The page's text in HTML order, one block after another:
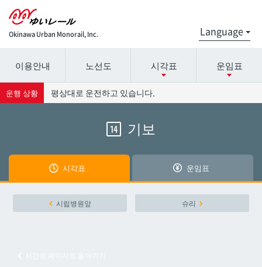
Okinawa Urban Monorail, Inc.
시간표 세부 정보의 방송국 이름을 선택하십시오.
나하공항
요금표에 대한 자세한 내용은 역 이름을 선택하십시오.
나하공항
이용안내 노선도 시각표 운임표
운행 상황 평상대로 운전하고 있습니다.
14 기보
시각표 운임표
시립병원앞 슈리